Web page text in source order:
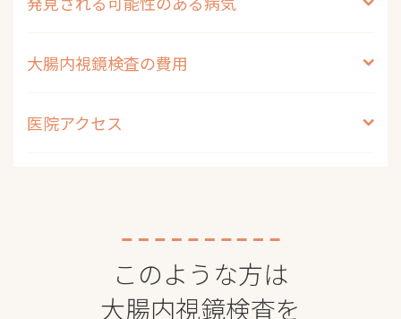
大腸内視鏡検査の費用
医院アクセス
このような方は
大腸内視鏡検査を